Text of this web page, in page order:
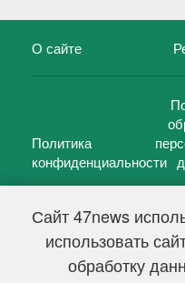
Сайт 47news
использовать
обработку
О сайте
Политика
конфиденциальности
47 новостей (47 news)
Свидетельство о